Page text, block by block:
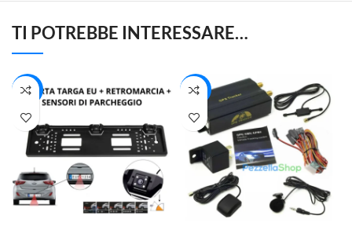
TI POTREBBE INTERESSARE…
-23% -20%